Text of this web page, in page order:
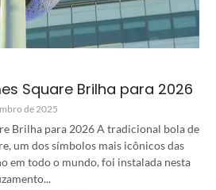
Square Brilha para 2026
de 2025
Brilha para 2026 A tradicional bola de
um dos símbolos mais icônicos das
em todo o mundo, foi instalada nesta